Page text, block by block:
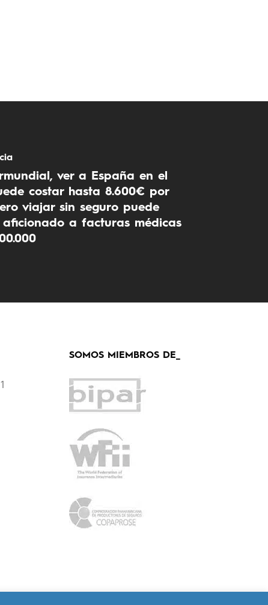
ver a España en el
costar hasta 8.600€ por
viajar sin seguro puede
a facturas médicas
SOMOS MIEMBROS DE_